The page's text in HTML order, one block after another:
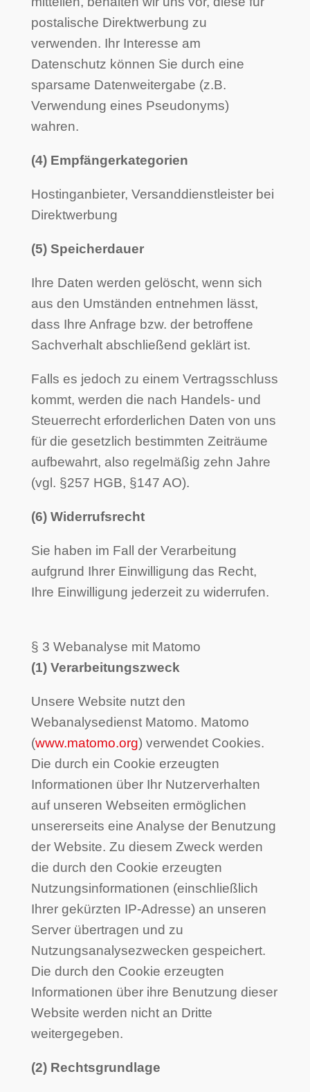
postalische Direktwerbung zu
verwenden. Ihr Interesse am
Datenschutz können Sie durch eine
sparsame Datenweitergabe (z.B.
Verwendung eines Pseudonyms)
wahren.
(4) Empfängerkategorien
Hostinganbieter, Versanddienstleister bei
Direktwerbung
(5) Speicherdauer
Ihre Daten werden gelöscht, wenn sich
aus den Umständen entnehmen lässt,
dass Ihre Anfrage bzw. der betroffene
Sachverhalt abschließend geklärt ist.
Falls es jedoch zu einem Vertragsschluss
kommt, werden die nach Handels- und
Steuerrecht erforderlichen Daten von uns
für die gesetzlich bestimmten Zeiträume
aufbewahrt, also regelmäßig zehn Jahre
(vgl. §257 HGB, §147 AO).
(6) Widerrufsrecht
Sie haben im Fall der Verarbeitung
aufgrund Ihrer Einwilligung das Recht,
Ihre Einwilligung jederzeit zu widerrufen.
§ 3 Webanalyse mit Matomo
(1) Verarbeitungszweck
Unsere Website nutzt den
Webanalysedienst Matomo. Matomo
(www.matomo.org) verwendet Cookies.
Die durch ein Cookie erzeugten
Informationen über Ihr Nutzerverhalten
auf unseren Webseiten ermöglichen
unsererseits eine Analyse der Benutzung
der Website. Zu diesem Zweck werden
die durch den Cookie erzeugten
Nutzungsinformationen (einschließlich
Ihrer gekürzten IP-Adresse) an unseren
Server übertragen und zu
Nutzungsanalysezwecken gespeichert.
Die durch den Cookie erzeugten
Informationen über ihre Benutzung dieser
Website werden nicht an Dritte
weitergegeben.
(2) Rechtsgrundlage